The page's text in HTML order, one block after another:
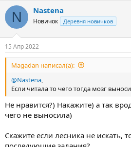
т
о
р
т
е
м
ы
а
н
ч
л
а
N Nastena
Новичок Деревня новичков
15 Апр 2022
Magadan написал(а):
@Nastena
Если читала то чего тогда мозг
Не нравится?) Накажите) а так
чего не выносила)
Скажите если лесника не искать,